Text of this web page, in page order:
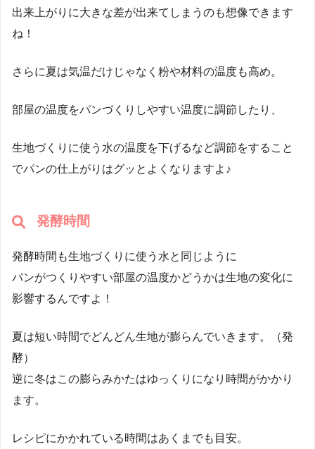
出来上がりに大きな差が出来てしまうのも想像できます
ね！
さらに夏は気温だけじゃなく粉や材料の温度も高め。
部屋の温度をパンづくりしやすい温度に調節したり、
生地づくりに使う水の温度を下げるなど調節をすること
でパンの仕上がりはグッとよくなりますよ♪
発酵時間
発酵時間も生地づくりに使う水と同じように
パンがつくりやすい部屋の温度かどうかは生地の変化に
影響するんですよ！
夏は短い時間でどんどん生地が膨らんでいきます。（発
酵）
逆に冬はこの膨らみかたはゆっくりになり時間がかかり
ます。
レシピにかかれている時間はあくまでも目安。